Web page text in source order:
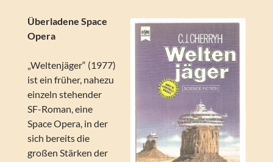
Überladene Space
Opera
„Weltenjäger“ (1977)
ist ein früher, nahezu
einzeln stehender
SF-Roman, eine
Space Opera, in der
sich bereits die
großen Stärken der